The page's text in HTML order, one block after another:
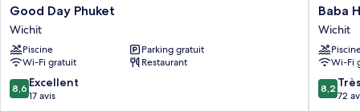
Good
Day
Phuket
Wichit
Good Day Phuket
Wichit
Piscine
Parking gratuit
Wi-Fi gratuit
Restaurant
8.6
sur
8,6 Excellent
17 avis
Baba
House
Phuket
Hotel
Wichit
Baba
Wichit
Wi-Fi
8.2
sur
8,2
72